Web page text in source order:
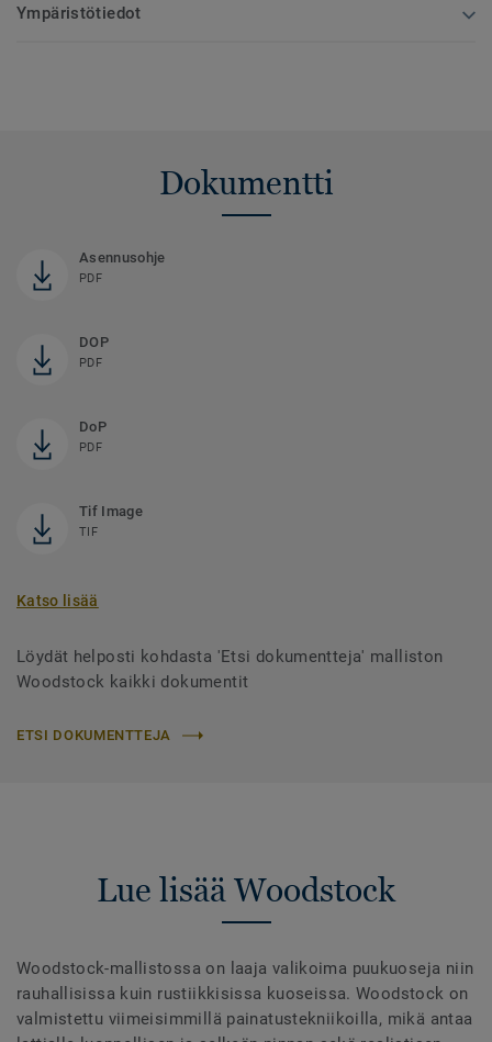
Ympäristötiedot
Dokumentti
Asennusohje
PDF
DOP
PDF
DoP
PDF
Tif Image
TIF
Katso lisää
Löydät helposti kohdasta 'Etsi dokumentteja' malliston
Woodstock kaikki dokumentit
ETSI DOKUMENTTEJA
Lue lisää Woodstock
Woodstock-mallistossa on laaja valikoima puukuoseja niin
rauhallisissa kuin rustiikkisissa kuoseissa. Woodstock on
valmistettu viimeisimmillä painatustekniikoilla, mikä antaa